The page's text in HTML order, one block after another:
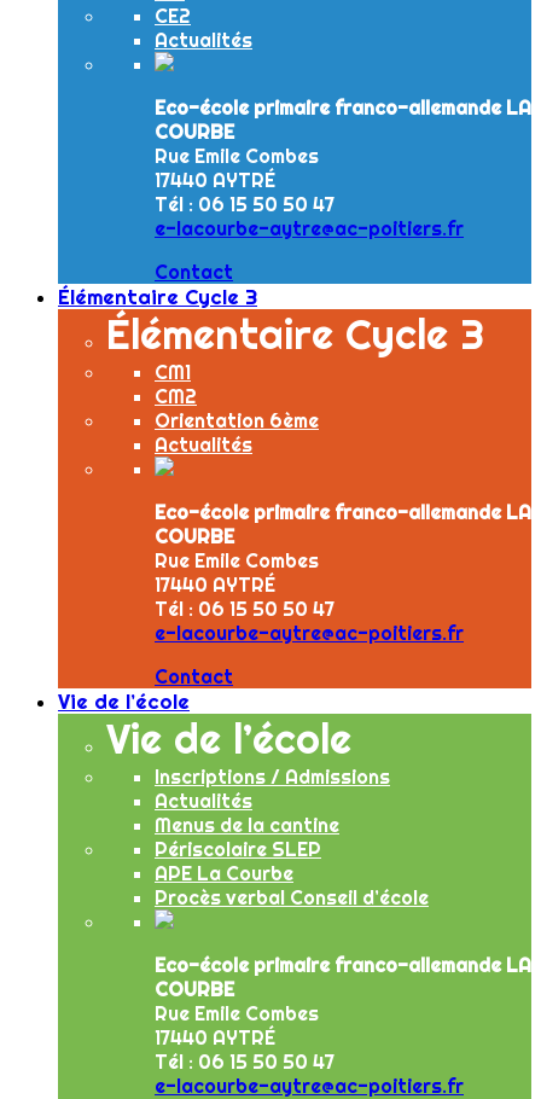
CE2
Actualités
Eco-école primaire franco-allemande LA
COURBE
Rue Emile Combes
17440 AYTRÉ
Tél : 06 15 50 50 47
e-lacourbe-aytre@ac-poitiers.fr
Contact
Élémentaire Cycle 3
Élémentaire Cycle 3
CM1
CM2
Orientation 6ème
Actualités
Eco-école primaire franco-allemande LA
COURBE
Rue Emile Combes
17440 AYTRÉ
Tél : 06 15 50 50 47
e-lacourbe-aytre@ac-poitiers.fr
Contact
Vie de l’école
Vie de l’école
Inscriptions / Admissions
Actualités
Menus de la cantine
Périscolaire SLEP
APE La Courbe
Procès verbal Conseil d’école
Eco-école primaire franco-allemande LA
COURBE
Rue Emile Combes
17440 AYTRÉ
Tél : 06 15 50 50 47
e-lacourbe-aytre@ac-poitiers.fr